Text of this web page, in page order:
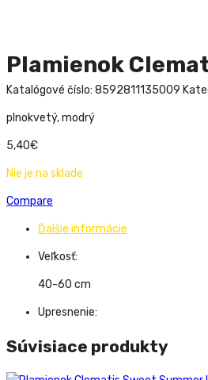
Plamienok
Katalógové číslo: 8592811135009
plnokvetý, modrý
5,40€
Nie je na sklade
Compare
Ďalšie informácie
Veľkosť:
40-60 cm
Upresnenie:
Súvisiace produkty